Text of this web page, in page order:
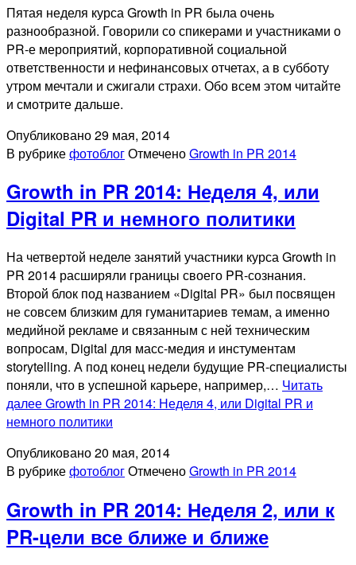
Пятая неделя курса Growth in PR была очень
разнообразной. Говорили со спикерами и участниками о
PR-е мероприятий, корпоративной социальной
ответственности и нефинансовых отчетах, а в субботу
утром мечтали и сжигали страхи. Обо всем этом читайте
и смотрите дальше.
Опубликовано29 мая, 2014
В рубрикефотоблогОтмеченоGrowth in PR 2014
Growth in PR 2014: Неделя 4, или
Digital PR и немного политики
На четвертой неделе занятий участники курса Growth in
PR 2014 расширяли границы своего PR-сознания.
Второй блок под названием «Digital PR» был посвящен
не совсем близким для гуманитариев темам, а именно
медийной рекламе и связанным с ней техническим
вопросам, Digital для масс-медия и инстументам
storytelling. А под конец недели будущие PR-специалисты
поняли, что в успешной карьере, например,… Читать
далееGrowth in PR 2014: Неделя 4, или Digital PR и
немного политики
Опубликовано20 мая, 2014
В рубрикефотоблогОтмеченоGrowth in PR 2014
Growth in PR 2014: Неделя 2, или к
PR-цели все ближе и ближе